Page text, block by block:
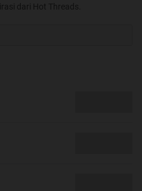
dari Hot Threads.